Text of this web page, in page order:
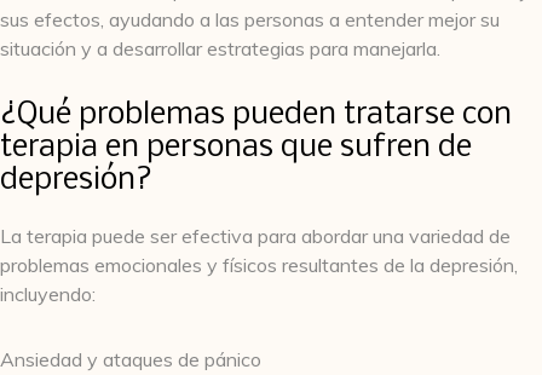
sus efectos, ayudando a las personas a entender mejor su
situación y a desarrollar estrategias para manejarla.
¿Qué problemas pueden tratarse con
terapia en personas que sufren de
depresión?
La terapia puede ser efectiva para abordar una variedad de
problemas emocionales y físicos resultantes de la depresión,
incluyendo:
Ansiedad y ataques de pánico